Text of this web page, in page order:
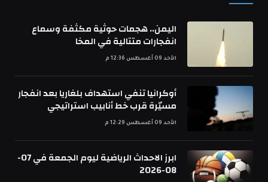
اليمن.. هجمات حوثية مكثفة وسماع
انفجارات متتالية في المخا
الأحد 09 أغسطس 12:36 م
أوكرانيا تنفي استهداف بلغاريا بعد انفجار
مسيّرة قرب خط أنابيب استراتيجي
الأحد 09 أغسطس 12:29 م
ابرز الاحداث الرياضية ليوم الجمعة في 07-
08-2026